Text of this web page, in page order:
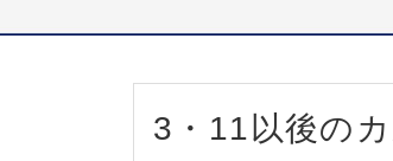
3・11以後の